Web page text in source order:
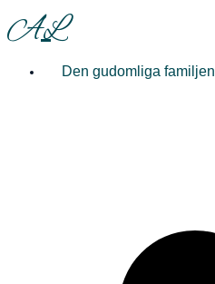
AL
Den gudomliga familjen